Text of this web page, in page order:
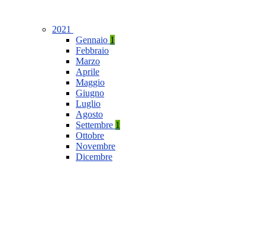
2021
Gennaio 1
Febbraio
Marzo
Aprile
Maggio
Giugno
Luglio
Agosto
Settembre 1
Ottobre
Novembre
Dicembre